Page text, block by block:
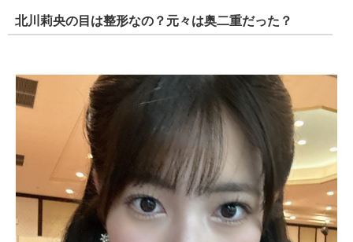
出典：https://pbs.twimg.com
北川莉央がかわいい
北川莉央はそのキュートなルックスから「かわいい」と絶賛
されることが多く、デビュー当初から人気を獲得していま
す。その人気は年々高まっているようで、今後はさらに活躍
の幅が広がりそうです。
北川莉央の目は整形なの？元々は奥二重だった？